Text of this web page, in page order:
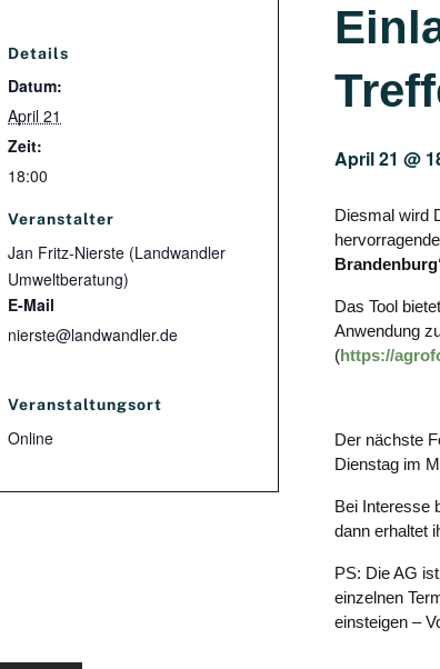
April 21 @
Diesmal wird
Das Tool
Anwendung
(https://
Der nächste
Dienstag im
Bei Interesse
dann erhaltet
PS: Die AG
einzelnen
einsteigen –
Details
Datum:
April 21
Zeit:
18:00
Veranstalter
Jan Fritz-Nierste (Landwandler
Umweltberatung)
E-Mail
nierste@landwandler.de
Veranstaltungsort
Online